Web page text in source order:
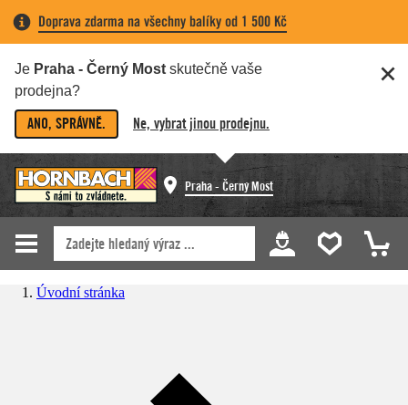
Doprava zdarma na všechny balíky od 1 500 Kč
Je Praha - Černý Most skutečně vaše
prodejna?
ANO, SPRÁVNĚ. Ne, vybrat jinou prodejnu.
Praha - Černý Most
Úvodní stránka